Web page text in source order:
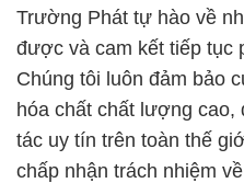
Trường Phát tự hào về
được và cam kết tiếp tục
Chúng tôi luôn đảm bảo
hóa chất chất lượng
tác uy tín trên toàn thế
chấp nhận trách nhiệm